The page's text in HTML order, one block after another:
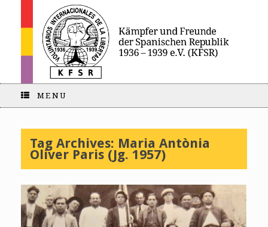
MENU
Tag Archives: Maria Antònia
Oliver Paris (Jg. 1957)